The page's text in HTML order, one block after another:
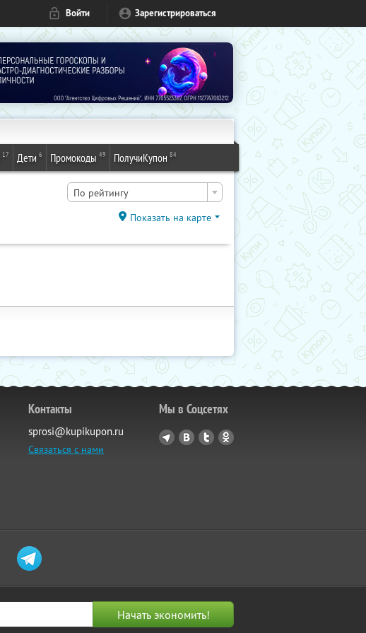
Войти Зарегистрироваться
17 Дети 6 Промокоды 49 ПолучиКупон 84
По рейтингу
Показать на карте
Контакты
sprosi@kupikupon.ru
Связаться с нами
Мы в Соцсетях